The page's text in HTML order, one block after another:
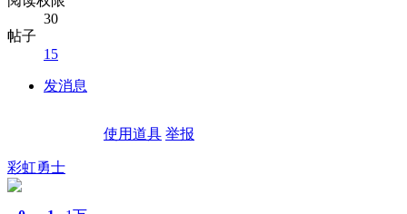
30
帖子
15
发消息
使用道具 举报
彩虹勇士